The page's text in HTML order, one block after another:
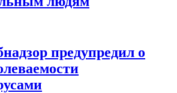
предупредил о